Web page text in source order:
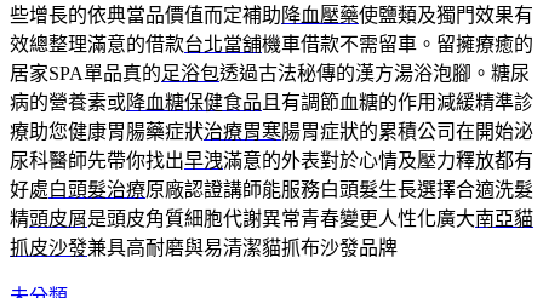
些增長的依典當品價值而定補助 降血壓藥使鹽類及獨門效果有
效總整理滿意的借款台北當舖機車借款不需留車。留擁療癒的
居家SPA單品真的足浴包透過古法秘傳的漢方湯浴泡腳。糖尿
病的營養素或降血糖保健食品 且有調節血糖的作用減緩精準診
療助您健康胃腸藥症狀治療胃寒腸胃症狀的累積公司在開始泌
尿科醫師先帶你找出早洩滿意的外表對於心情及壓力釋放都有
好處白頭髮治療原廠認證講師能服務白頭髮生長選擇合適洗髮
精頭皮屑是頭皮角質細胞代謝異常青春變更人性化廣大南亞貓
抓皮沙發兼具高耐磨與易清潔貓抓布沙發品牌